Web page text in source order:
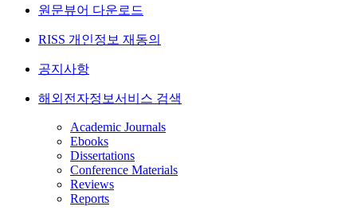
원문뷰어 다운로드
RISS 개인정보 재동의
공지사항
해외전자정보서비스 검색
Academic Journals
Ebooks
Dissertations
Conference Materials
Reviews
Reports